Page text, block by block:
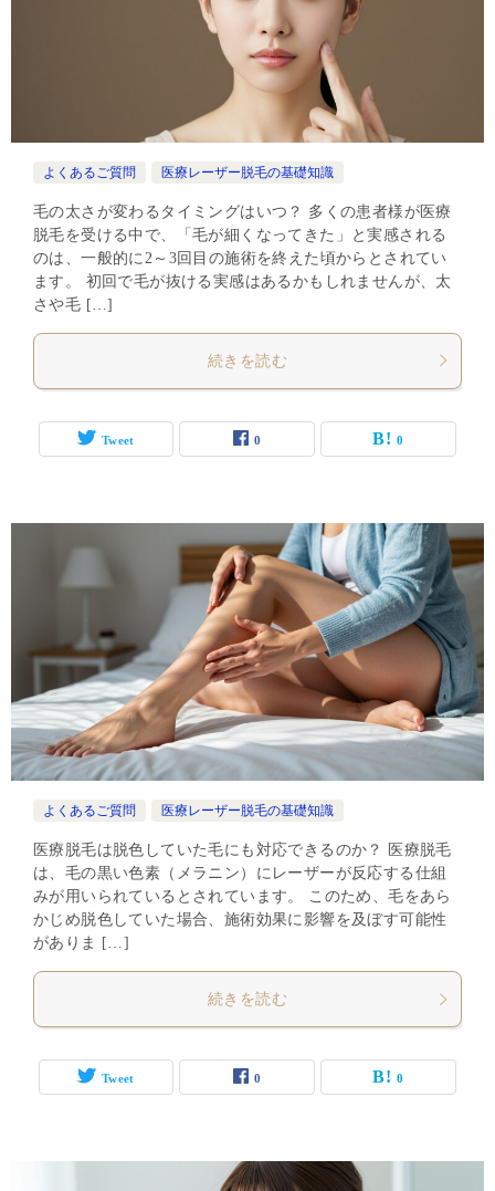
よくあるご質問 医療レーザー脱毛の基礎知識
毛の太さが変わるタイミングはいつ？ 多くの患者様が医療
脱毛を受ける中で、「毛が細くなってきた」と実感される
のは、一般的に2～3回目の施術を終えた頃からとされてい
ます。 初回で毛が抜ける実感はあるかもしれませんが、太
さや毛 […]
続きを読む
Tweet 0 0
よくあるご質問 医療レーザー脱毛の基礎知識
医療脱毛は脱色していた毛にも対応できるのか？ 医療脱毛
は、毛の黒い色素（メラニン）にレーザーが反応する仕組
みが用いられているとされています。 このため、毛をあら
かじめ脱色していた場合、施術効果に影響を及ぼす可能性
がありま […]
続きを読む
Tweet 0 0